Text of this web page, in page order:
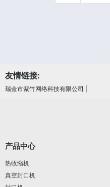
友情链接:
瑞金市紫竹网络科技有限公司
产品中心
热收缩机
真空封口机